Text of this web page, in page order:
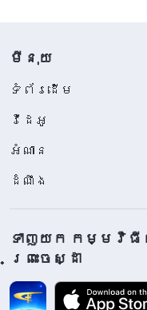
មីនុយ
ទំព័រ​ដើម
វីដេអូ
អំណាន
ដំណឹង
ទាញយក កម្មវិធី
ព្រះចេស្ដា